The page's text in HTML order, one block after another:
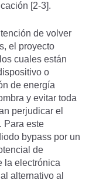
[2-3].
de volver
el proyecto
cuales están
o
de energía
y evitar toda
perjudicar el
Para este
bypass por un
de
la electrónica
alternativo al